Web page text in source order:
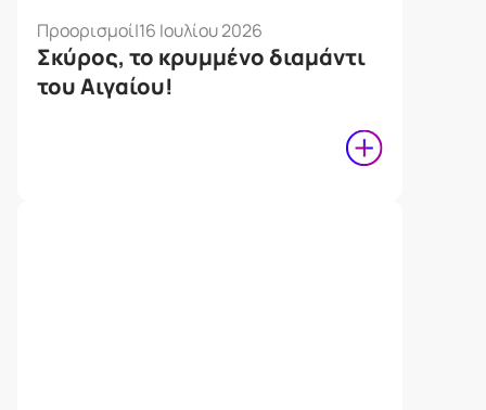
Προορισμοί|16 Ιουλίου 2026
Σκύρος, το κρυμμένο διαμάντι
του Αιγαίου!